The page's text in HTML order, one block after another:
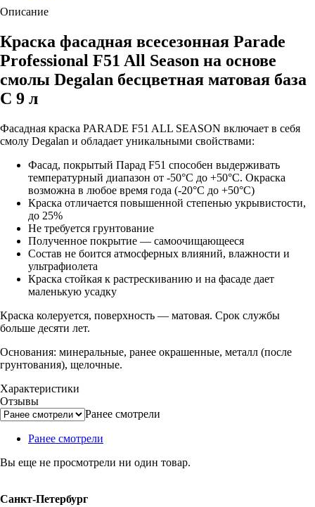
Описание
Краска фасадная всесезонная Parade
Professional F51 All Season на основе
смолы Degalan бесцветная матовая база
С 9 л
Фасадная краска PARADE F51 ALL SEASON включает в себя
смолу Degalan и обладает уникальными свойствами:
Фасад, покрытый Парад F51 способен выдерживать
температурный диапазон от -50°С до +50°С. Окраска
возможна в любое время года (-20°С до +50°С)
Краска отличается повышенной степенью укрывистости,
до 25%
Не требуется грунтование
Полученное покрытие — самоочищающееся
Состав не боится атмосферных влияний, влажности и
ультрафиолета
Краска стойкая к растрескиванию и на фасаде дает
маленькую усадку
Краска колеруется, поверхность — матовая. Срок службы
больше десяти лет.
Основания: минеральные, ранее окрашенные, металл (после
грунтования), щелочные.
Характеристики
Отзывы
Ранее смотрели
Ранее смотрели
Вы еще не просмотрели ни один товар.
Санкт-Петербург